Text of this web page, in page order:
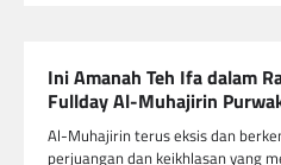
Ini Amanah Teh Ifa dalam
Fullday Al-Muhajirin
Al-Muhajirin terus eksis dan
perjuangan dan keikhlasan yang